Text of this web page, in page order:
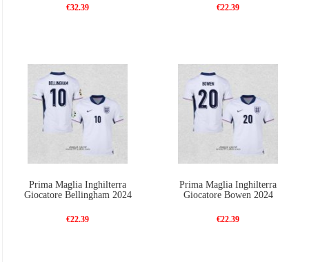
€32.39 €22.39
Prima Maglia Inghilterra
Giocatore Bellingham 2024
€22.39
Prima Maglia Inghilterra
Giocatore Bowen 2024
€22.39